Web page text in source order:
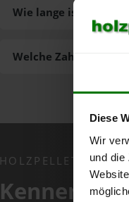
Diese
Wir
und die
Welche Zahlungsarten
Wie lange ist die
HOLZPELLETS.NET
Kennen